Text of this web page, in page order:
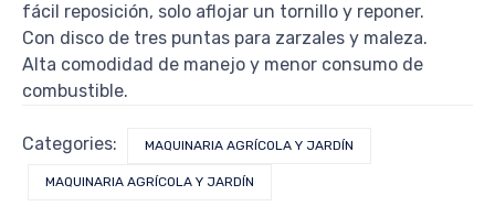
fácil reposición, solo aflojar un tornillo y reponer.
Con disco de tres puntas para zarzales y maleza.
Alta comodidad de manejo y menor consumo de
combustible.
Categories: MAQUINARIA AGRÍCOLA Y JARDÍN
MAQUINARIA AGRÍCOLA Y JARDÍN